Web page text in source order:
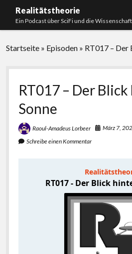
Realitätstheorie
Ein Podcast über SciFi und die Wissenschaft
Startseite
Impressum
Unser Podcastmanufaktur
Bücherliste
Startseite » Episoden » RT017 – Der
RT017 – Der
Sonne
Raoul-Amadeus Lorbeer
März 7,
Schreibe einen Kommentar